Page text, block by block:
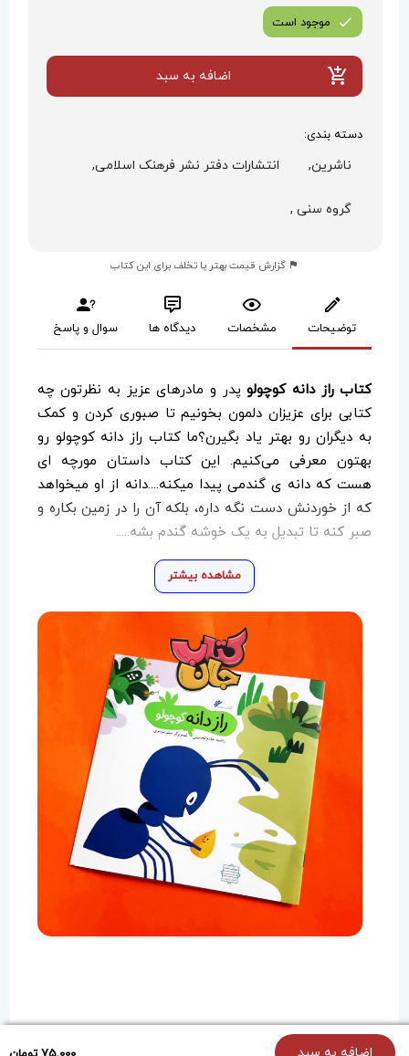
موجود است
اضافه به سبد
دسته بندی:
ناشرین, انتشارات دفتر نشر فرهنک اسلامی,
گروه سنی ,
گزارش قیمت بهتر یا تخلف برای این کتاب
توضیحات مشخصات دیدگاه ها سوال و پاسخ
کتاب راز دانه کوچولوپدر و مادرهای عزیز به نظرتون چه
کتابی برای عزیزان دلمون بخونیم تا صبوری کردن و کمک
به دیگران رو بهتر یاد بگیرن؟ما کتاب راز دانه کوچولو رو
بهتون معرفی می‌کنیم. این کتاب داستان مورچه ای
هست که دانه ی گندمی پیدا میکنه....دانه از او میخواهد
که از خوردنش دست نگه داره، بلکه آن را در زمین بکاره و
صبر کنه تا تبدیل به یک خوشه گندم بشه.....
مشاهده بیشتر